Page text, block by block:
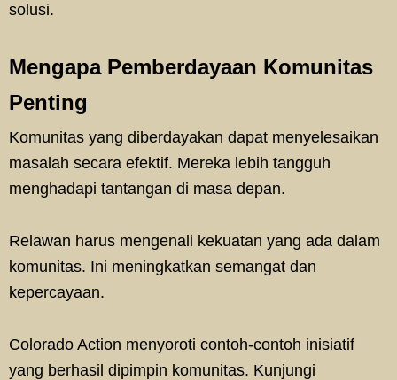
solusi.
Mengapa Pemberdayaan Komunitas
Penting
Komunitas yang diberdayakan dapat menyelesaikan
masalah secara efektif. Mereka lebih tangguh
menghadapi tantangan di masa depan.
Relawan harus mengenali kekuatan yang ada dalam
komunitas. Ini meningkatkan semangat dan
kepercayaan.
Colorado Action menyoroti contoh-contoh inisiatif
yang berhasil dipimpin komunitas. Kunjungi